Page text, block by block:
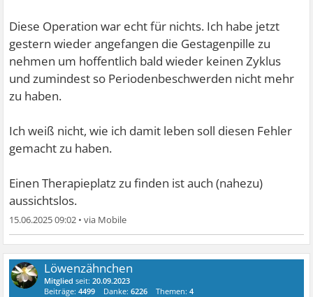
Diese Operation war echt für nichts. Ich habe jetzt
gestern wieder angefangen die Gestagenpille zu
nehmen um hoffentlich bald wieder keinen Zyklus
und zumindest so Periodenbeschwerden nicht mehr
zu haben.
Ich weiß nicht, wie ich damit leben soll diesen Fehler
gemacht zu haben.
Einen Therapieplatz zu finden ist auch (nahezu)
aussichtslos.
15.06.2025 09:02 •
Löwenzähnchen
Mitglied seit:20.09.2023
Beiträge:4499 Danke:6226 Themen:4